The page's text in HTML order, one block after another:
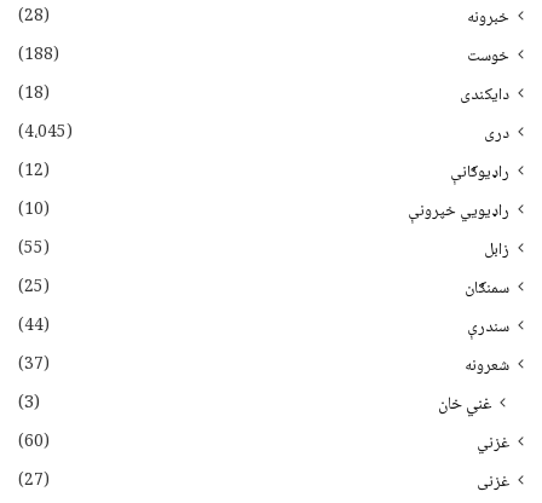
خبرونه
(28)
خوست
(188)
دایکندی
(18)
دری
(4،045)
راډیوګانې
(12)
راډیويي خپرونې
(10)
زابل
(55)
سمنګان
(25)
سندرې
(44)
شعرونه
(37)
غني خان
(3)
غزني
(60)
غزنی
(27)